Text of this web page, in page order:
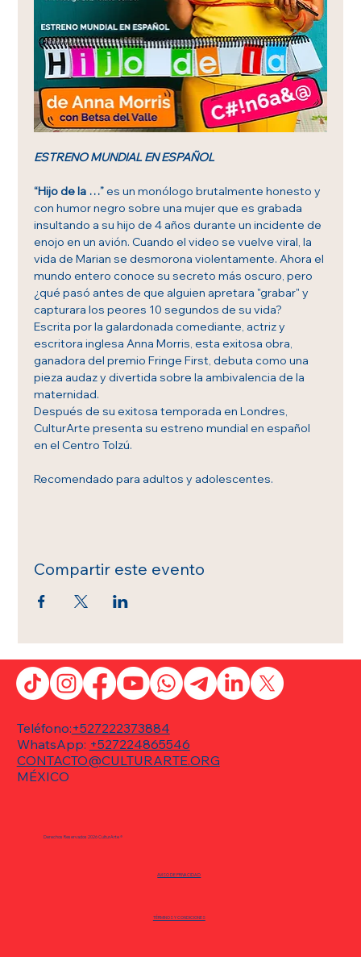
ESTRENO MUNDIAL EN ESPAÑOL
“Hijo de la …” es un monólogo brutalmente honesto y
con humor negro sobre una mujer que es grabada
insultando a su hijo de 4 años durante un incidente de
enojo en un avión. Cuando el video se vuelve viral, la
vida de Marian se desmorona violentamente. Ahora el
mundo entero conoce su secreto más oscuro, pero
¿qué pasó antes de que alguien apretara "grabar" y
capturara los peores 10 segundos de su vida?
Escrita por la galardonada comediante, actriz y
escritora inglesa Anna Morris, esta exitosa obra,
ganadora del premio Fringe First, debuta como una
pieza audaz y divertida sobre la ambivalencia de la
maternidad.
Después de su exitosa temporada en Londres,
CulturArte presenta su estreno mundial en español
en el Centro Tolzú.
Recomendado para adultos y adolescentes.
Compartir este evento
Teléfono:+527222373884
WhatsApp: +527224865546
CONTACTO@CULTURARTE.ORG
MÉXICO
Derechos Reservados 2026 CulturArte ®
TÉRMINOS Y CONDICIONES
AVISO DE PRIVACIDAD